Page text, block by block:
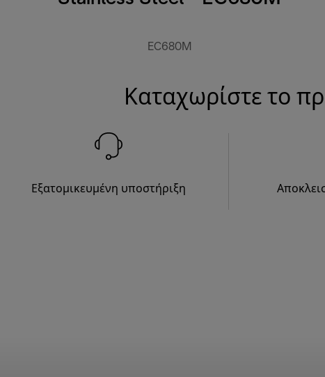
EC680M
Καταχωρίστε το
Εξατομικευμένη υποστήριξη